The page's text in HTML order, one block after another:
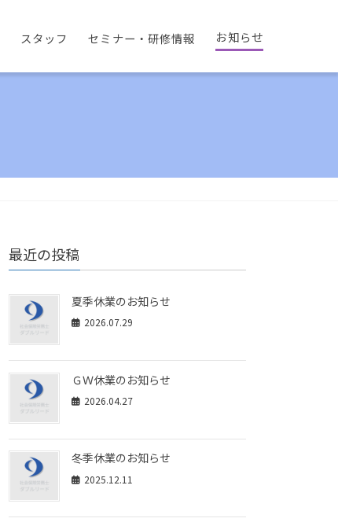
スタッフ セミナー・研修情報 お知らせ
最近の投稿
夏季休業のお知らせ
2026.07.29
ＧＷ休業のお知らせ
2026.04.27
冬季休業のお知らせ
2025.12.11